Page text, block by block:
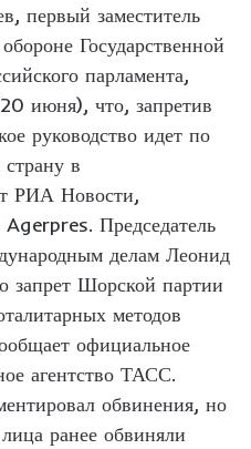
первый заместитель
Государственной
парламента,
июня), что, запретив
руководство идет по
в
РИА Новости,
Agerpres. Председатель
делам Леонид
запрет Шорской партии
методов
официальное
агентство ТАСС.
обвинения, но
ранее обвиняли